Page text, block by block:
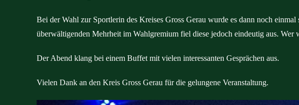
Bei der Wahl zur Sportlerin des Kreises Gross Gerau wurde es dann noch
überwältigenden Mehrheit im Wahlgremium fiel diese jedoch eindeutig aus. Wer
Der Abend klang bei einem Buffet mit vielen interessanten Gesprächen aus.
Vielen Dank an den Kreis Gross Gerau für die gelungene Veranstaltung.